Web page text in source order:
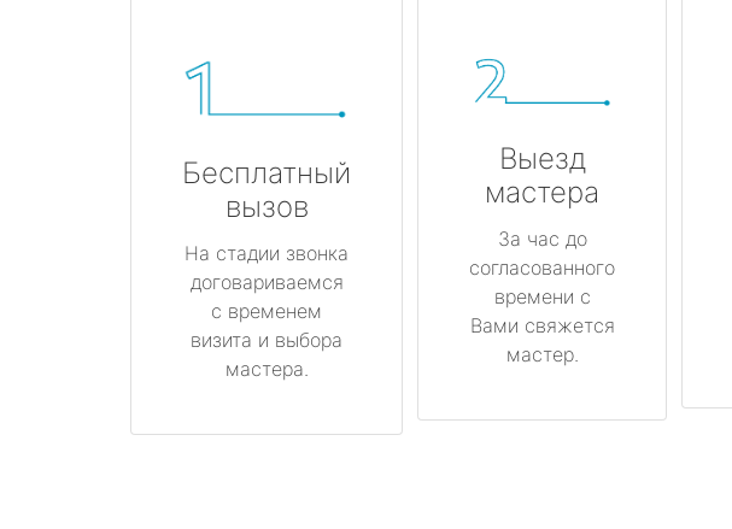
Бесплатный
вызов
На стадии звонка
договариваемся
с временем
визита и выбора
мастера.
Выезд
мастера
За час до
согласованного
времени с
Вами свяжется
мастер.